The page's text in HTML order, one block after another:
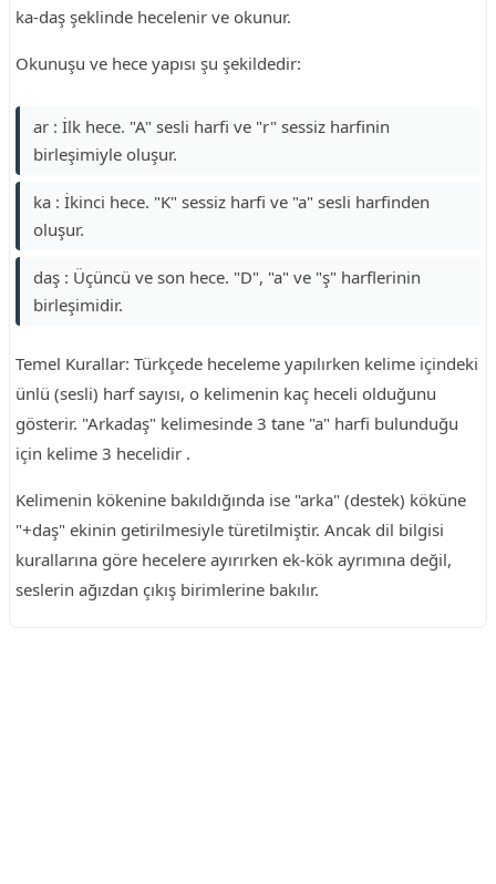
ka-daş şeklinde hecelenir ve okunur.
Okunuşu ve hece yapısı şu şekildedir:
ar : İlk hece. "A" sesli harfi ve "r" sessiz harfinin
birleşimiyle oluşur.
ka : İkinci hece. "K" sessiz harfi ve "a" sesli harfinden
oluşur.
daş : Üçüncü ve son hece. "D", "a" ve "ş" harflerinin
birleşimidir.
Temel Kurallar: Türkçede heceleme yapılırken kelime içindeki
ünlü (sesli) harf sayısı, o kelimenin kaç heceli olduğunu
gösterir. "Arkadaş" kelimesinde 3 tane "a" harfi bulunduğu
için kelime 3 hecelidir .
Kelimenin kökenine bakıldığında ise "arka" (destek) köküne
"+daş" ekinin getirilmesiyle türetilmiştir. Ancak dil bilgisi
kurallarına göre hecelere ayırırken ek-kök ayrımına değil,
seslerin ağızdan çıkış birimlerine bakılır.